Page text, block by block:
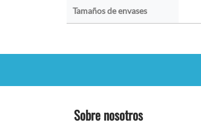
Tamaños de envases
Sobre nosotros